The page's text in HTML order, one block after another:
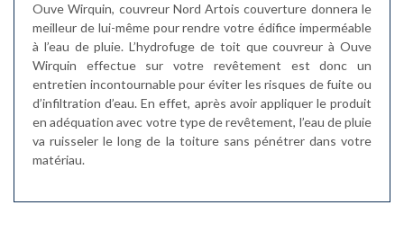
Ouve Wirquin, couvreur Nord Artois couverture donnera le
meilleur de lui-même pour rendre votre édifice imperméable
à l’eau de pluie. L’hydrofuge de toit que couvreur à Ouve
Wirquin effectue sur votre revêtement est donc un
entretien incontournable pour éviter les risques de fuite ou
d’infiltration d’eau. En effet, après avoir appliquer le produit
en adéquation avec votre type de revêtement, l’eau de pluie
va ruisseler le long de la toiture sans pénétrer dans votre
matériau.